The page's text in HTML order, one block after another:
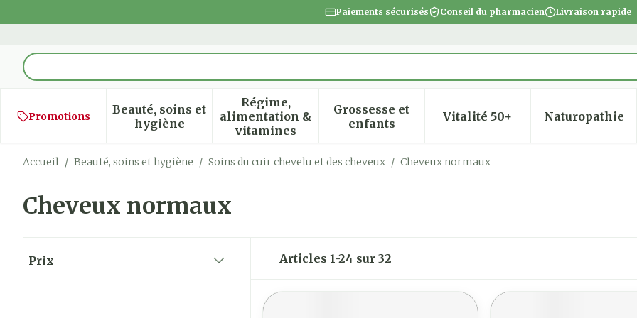
Paiements sécurisés Conseil du pharmacien Livraison rapide
Rechercher
Promotions
Beauté, soins et
hygièneAfficher le sous-menu pour la catégorie Beauté, soins et hygiène
Régime,
alimentation &
vitamines
Afficher le sous-menu pour la catégorie Régime,
Grossesse et
enfantsAfficher le sous-menu pour la catégorie
Vitalité 50+Afficher le sous-menu
Naturopathie
Afficher
Accueil / Beauté, soins et hygiène / Soins du cuir chevelu et des cheveux / Cheveux normaux
Cheveux normaux
Prix
Articles 1-24 sur 32